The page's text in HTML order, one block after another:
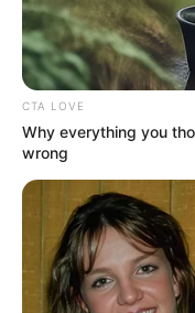
Estilete/cortador
equipamentos
papéis, pois
CTA LOVE
Why everything you
wrong